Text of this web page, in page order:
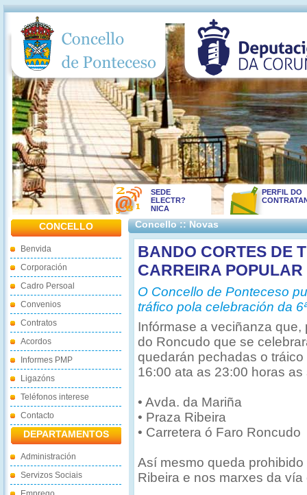
SEDE
ELECTR?
NICA
PERFIL DO
CONCELLO
Benvida
Corporación
Cadro Persoal
Convenios
Contratos
Acordos
Informes PMP
Ligazóns
Teléfonos interese
Contacto
DEPARTAMENTOS
Administración
Servizos Sociais
Concello :: Novas
BANDO CORTES DE
CARREIRA
O Concello de Ponteceso
tráfico pola celebración da
Infórmase a veciñanza que,
do Roncudo que se
quedarán pechadas o
16:00 ata as 23:00 horas
• Avda. da Mariña
• Praza Ribeira
• Carretera ó Faro Roncudo
Así mesmo queda
Ribeira e nos marxes da